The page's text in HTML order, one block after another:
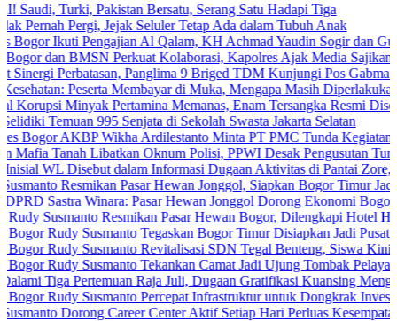
Pakistan Bersatu, Serang Satu Hadapi Tiga
Pergi, Jejak Seluler Tetap Ada dalam Tubuh Anak
Pengajian Al Qalam, KH Achmad Yaudin Sogir dan Gus Sholeh
BMSN Perkuat Kolaborasi, Kapolres Ajak Media Sajikan
Panglima 9 Briged TDM Kunjungi Pos Gabma Temajuk
Peserta Membayar di Muka, Mengapa Masih Diperlakukan
Minyak Pertamina Memanas, Enam Tersangka Resmi Diseret ke
995 Senjata di Sekolah Swasta Jakarta Selatan
Wikha Ardilestanto Minta PT PMC Tunda Kegiatan Demi
Libatkan Oknum Polisi, PPWI Desak Pengusutan Tuntas
Disebut dalam Informasi Dugaan Aktivitas di Pantai Zore, Bea
Resmikan Pasar Hewan Jonggol, Siapkan Bogor Timur Jadi Pusat
Winara: Pasar Hewan Jonggol Dorong Ekonomi Bogor Timur
Resmikan Pasar Hewan Bogor, Dilengkapi Hotel Hewan dan
Susmanto Tegaskan Bogor Timur Disiapkan Jadi Pusat
Susmanto Revitalisasi SDN Tegal Benteng, Siswa Kini Belajar
Susmanto Tekankan Camat Jadi Ujung Tombak Pelayanan
Pertemuan Raja Juli, Dugaan Gratifikasi Kuansing Menguat
Susmanto Percepat Infrastruktur untuk Dongkrak Investasi
Dorong Career Center Aktif Setiap Hari Perluas Kesempatan Kerja